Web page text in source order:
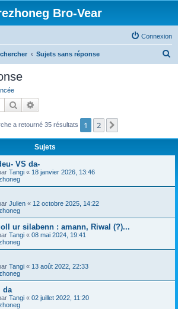
Bro-Vear
Connexion
Sujets sans réponse
c
Rechercher
a retourné 35 résultats 1 2
Sujets
VS da-
Tangi « 18 janvier 2026, 13:46
Julien « 12 octobre 2025, 14:22
ur silabenn : amann, Riwal (?)...
Tangi « 08 mai 2024, 19:41
Tangi « 13 août 2022, 22:33
da
Tangi « 02 juillet 2022, 11:20